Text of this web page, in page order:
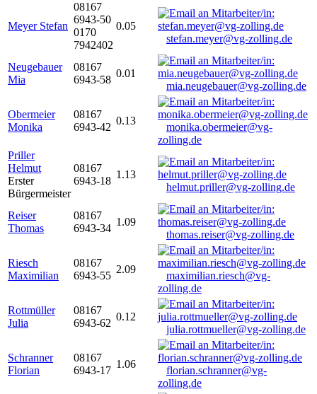
Meyer Stefan
08167
6943-50
0170
7942402
0.05
stefan.meyer@vg-zolling.de
Neugebauer
Mia
08167
6943-58
0.01
mia.neugebauer@vg-zolling.de
Obermeier
Monika
08167
6943-42
0.13
monika.obermeier@vg-
zolling.de
Priller
Helmut
Erster
Bürgermeister
08167
6943-18
1.13
helmut.priller@vg-zolling.de
Reiser
Thomas
08167
6943-34
1.09
thomas.reiser@vg-zolling.de
Riesch
Maximilian
08167
6943-55
2.09
maximilian.riesch@vg-
zolling.de
Rottmüller
Julia
08167
6943-62
0.12
julia.rottmueller@vg-zolling.de
Schranner
Florian
08167
6943-17
1.06
florian.schranner@vg-
zolling.de